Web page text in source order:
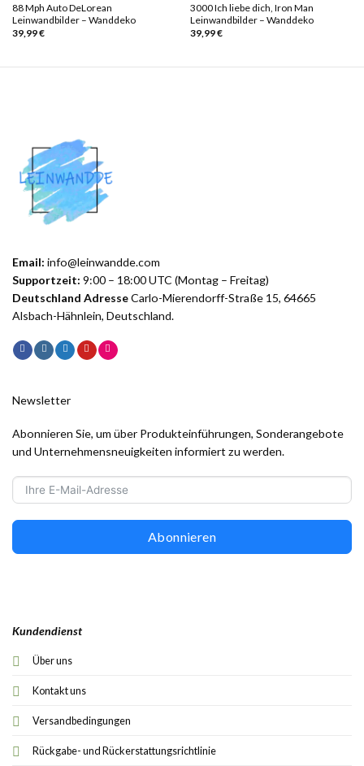
88 Mph Auto DeLorean
Leinwandbilder – Wanddeko
39,99€
3000 Ich liebe dich, Iron Man
Leinwandbilder – Wanddeko
39,99€
Email: info@leinwandde.com
Supportzeit: 9:00 – 18:00 UTC (Montag – Freitag)
Deutschland AdresseCarlo-Mierendorff-Straße 15, 64665
Alsbach-Hähnlein, Deutschland.
Kundendienst
Über uns
Kontakt uns
Versandbedingungen
Rückgabe- und Rückerstattungsrichtlinie
Newsletter
Abonnieren Sie, um über Produkteinführungen, Sonderangebote
und Unternehmensneuigkeiten informiert zu werden.
Abonnieren